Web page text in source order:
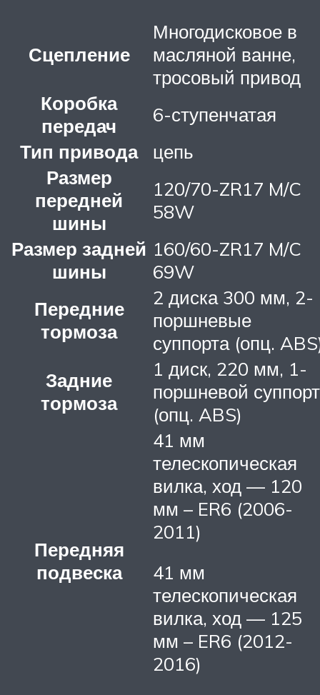
Сцепление
Многодисковое в
масляной ванне,
тросовый привод
Коробка
передач
6-ступенчатая
Тип привода
цепь
Размер
передней
шины
120/70-ZR17 M/C
58W
Размер задней
шины
160/60-ZR17 M/C
69W
Передние
тормоза
2 диска 300 мм, 2-
поршневые
суппорта (опц.
Задние
тормоза
1 диск, 220 мм, 1-
поршневой суппорт
(опц. ABS)
Передняя
подвеска
41 мм
телескопическая
вилка, ход — 120
мм – ER6 (2006-
2011)
41 мм
телескопическая
вилка, ход — 125
мм – ER6 (2012-
2016)